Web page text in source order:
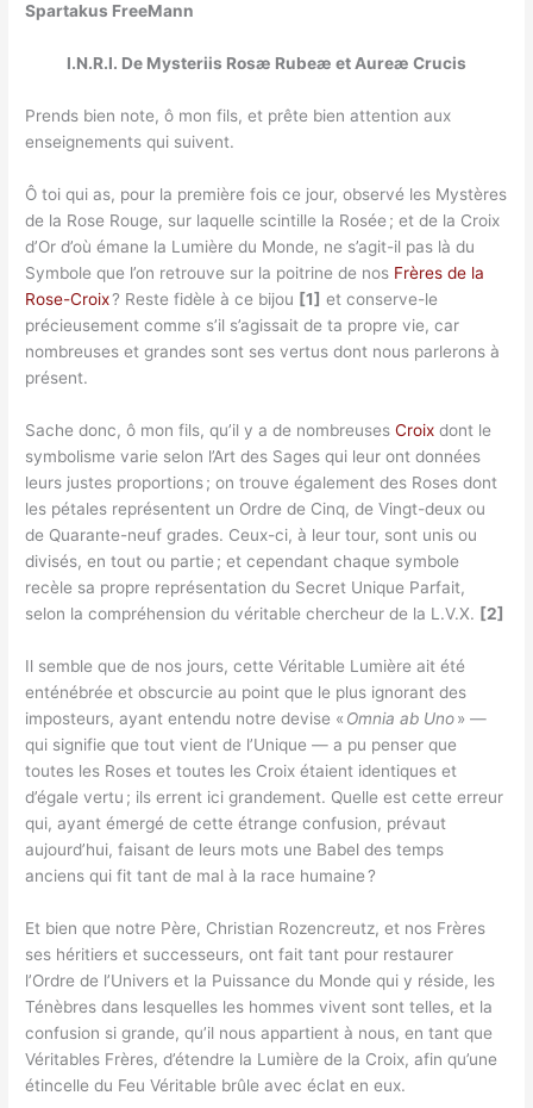
Spartakus FreeMann
I.N.R.I. De Mysteriis Rosæ Rubeæ et Aureæ Crucis
Prends bien note, ô mon fils, et prête bien attention aux
enseignements qui suivent.
Ô toi qui as, pour la première fois ce jour, observé les Mystères
de la Rose Rouge, sur laquelle scintille la Rosée ; et de la Croix
d’Or d’où émane la Lumière du Monde, ne s’agit-il pas là du
Symbole que l’on retrouve sur la poitrine de nos Frères de la
Rose-Croix? Reste fidèle à ce bijou [1] et conserve-le
précieusement comme s’il s’agissait de ta propre vie, car
nombreuses et grandes sont ses vertus dont nous parlerons à
présent.
Sache donc, ô mon fils, qu’il y a de nombreusesCroix dont le
symbolisme varie selon l’Art des Sages qui leur ont données
leurs justes proportions ; on trouve également des Roses dont
les pétales représentent un Ordre de Cinq, de Vingt-deux ou
de Quarante-neuf grades. Ceux-ci, à leur tour, sont unis ou
divisés, en tout ou partie ; et cependant chaque symbole
recèle sa propre représentation du Secret Unique Parfait,
selon la compréhension du véritable chercheur de la L.V.X. [2]
Il semble que de nos jours, cette Véritable Lumière ait été
enténébrée et obscurcie au point que le plus ignorant des
imposteurs, ayant entendu notre devise « Omnia ab Uno» —
qui signifie que tout vient de l’Unique — a pu penser que
toutes les Roses et toutes les Croix étaient identiques et
d’égale vertu ; ils errent ici grandement. Quelle est cette erreur
qui, ayant émergé de cette étrange confusion, prévaut
aujourd’hui, faisant de leurs mots une Babel des temps
anciens qui fit tant de mal à la race humaine ?
Et bien que notre Père, Christian Rozencreutz, et nos Frères
ses héritiers et successeurs, ont fait tant pour restaurer
l’Ordre de l’Univers et la Puissance du Monde qui y réside, les
Ténèbres dans lesquelles les hommes vivent sont telles, et la
confusion si grande, qu’il nous appartient à nous, en tant que
Véritables Frères, d’étendre la Lumière de la Croix, afin qu’une
étincelle du Feu Véritable brûle avec éclat en eux.